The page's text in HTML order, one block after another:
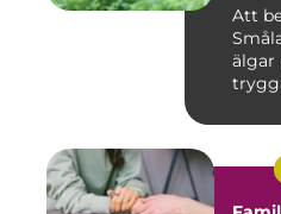
Att
älgar